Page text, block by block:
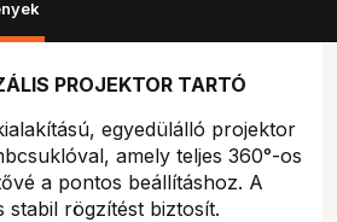
PROJEKTOR TARTÓ
egyedülálló projektor
amely teljes 360°-os
a pontos beállításhoz. A
stabil rögzítést biztosít.